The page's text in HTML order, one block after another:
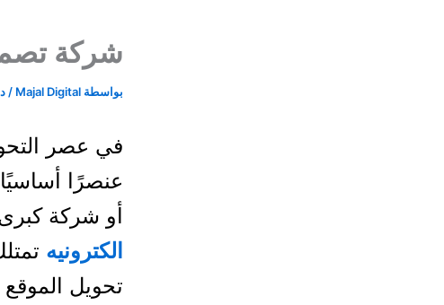
شركة
بواسطة Majal Digital
/
في عصر
عنصرًا
أو شركة
الكترونيه
تحويل